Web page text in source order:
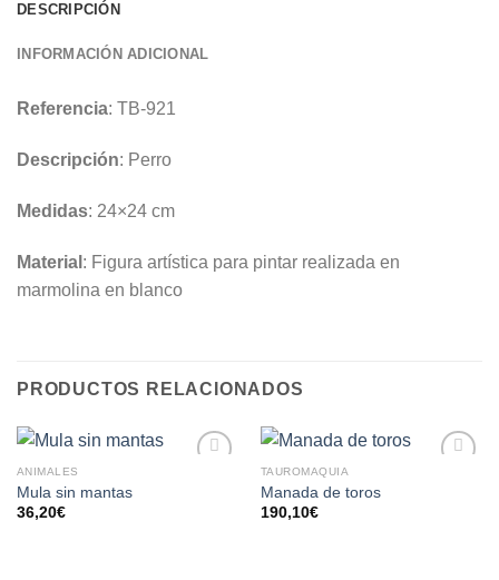
DESCRIPCIÓN
INFORMACIÓN ADICIONAL
Referencia: TB-921
Descripción: Perro
Medidas: 24×24 cm
Material : Figura artística para pintar realizada en
marmolina en blanco
PRODUCTOS RELACIONADOS
ANIMALES
Mula sin mantas
36,20€
TAUROMAQUIA
Manada de toros
190,10€